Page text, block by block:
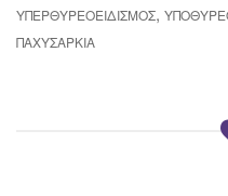
ΥΠΕΡΘΥΡΕΟΕΙΔΙΣΜΌΣ,
ΠΑΧΥΣΑΡΚΊΑ